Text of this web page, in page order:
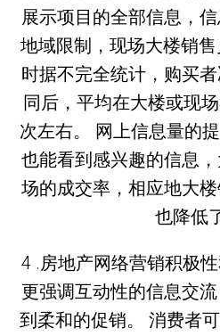
展示项目的全部信息，
地域限制，现场大楼销
时据不完全统计，购买
同后，平均在大楼或现
次左右。 网上信息量的
也能看到感兴趣的信息
场的成交率，相应地大
也降低
4 .房地产网络营销积极
更强调互动性的信息交
到柔和的促销。 消费者